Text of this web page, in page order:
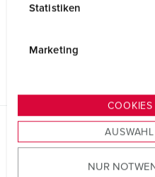
s
u
Statistiken
Marketing
NUR
Planungsdaten &